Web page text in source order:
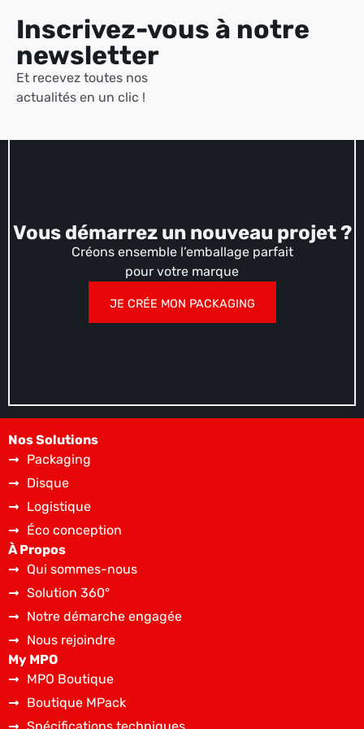
de
Inscrivez-vous à notre
newsletter
Et recevez toutes nos
actualités en un clic !
Vous démarrez un nouveau projet ?
Créons ensemble l’emballage parfait
pour votre marque
JE CRÉE MON PACKAGING
Nos Solutions
Packaging
Disque
Logistique
Éco conception
À Propos
Qui sommes-nous
Solution 360°
Notre démarche engagée
Nous rejoindre
My MPO
MPO Boutique
Boutique MPack